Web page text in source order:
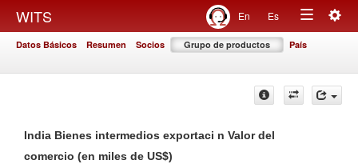
WITS En Es
Toggle
Datos Básicos Resumen Socios Grupo de productos País
India Bienes intermedios exportaci n Valor del
comercio (en miles de US$)